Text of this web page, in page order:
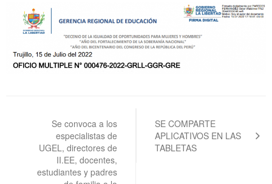
entradas
Se convoca a los
especialistas de
UGEL, directores de
II.EE, docentes,
estudiantes y padres
SE COMPARTE
APLICATIVOS EN LAS
TABLETAS